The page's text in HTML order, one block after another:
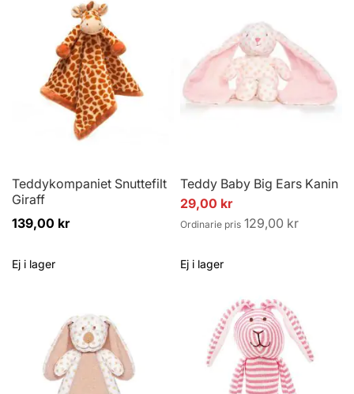
Teddykompaniet Snuttefilt
Giraff
139,00 kr
Ej i lager
Teddy Baby Big Ears Kanin
Specialpris
29,00 kr
Ordinarie pris 129,00 kr
Ej i lager